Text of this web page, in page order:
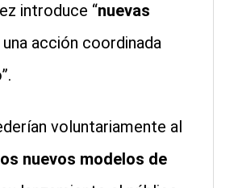
introduce “nuevas
acción coordinada
voluntariamente al
nuevos modelos de